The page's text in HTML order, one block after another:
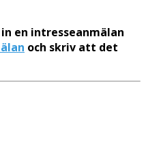
en intresseanmälan
och skriv att det